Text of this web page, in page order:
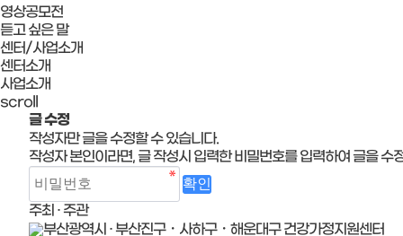
영상공모전
듣고 싶은 말
센터/사업소개
센터소개
사업소개
scroll
글 수정
작성자만 글을 수정할 수 있습니다.
작성자 본인이라면, 글 작성시 입력한 비밀번호를 입력하여 글을 수
주최 · 주관
부산광역시 · 부산진구・사하구・해운대구 건강가정지원센터